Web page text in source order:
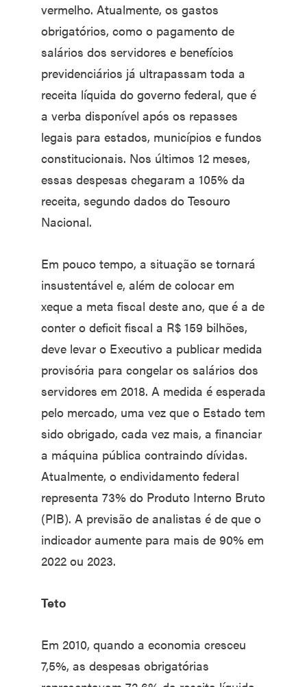
vermelho. Atualmente, os gastos
obrigatórios, como o pagamento de
salários dos servidores e benefícios
previdenciários já ultrapassam toda a
receita líquida do governo federal, que é
a verba disponível após os repasses
legais para estados, municípios e fundos
constitucionais. Nos últimos 12 meses,
essas despesas chegaram a 105% da
receita, segundo dados do Tesouro
Nacional.
Em pouco tempo, a situação se tornará
insustentável e, além de colocar em
xeque a meta fiscal deste ano, que é a de
conter o deficit fiscal a R$ 159 bilhões,
deve levar o Executivo a publicar medida
provisória para congelar os salários dos
servidores em 2018. A medida é esperada
pelo mercado, uma vez que o Estado tem
sido obrigado, cada vez mais, a financiar
a máquina pública contraindo dívidas.
Atualmente, o endividamento federal
representa 73% do Produto Interno Bruto
(PIB). A previsão de analistas é de que o
indicador aumente para mais de 90% em
2022 ou 2023.
Teto
Em 2010, quando a economia cresceu
7,5%, as despesas obrigatórias